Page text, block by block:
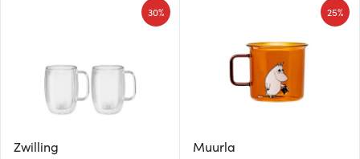
Zwilling
30%
Muurla
25%